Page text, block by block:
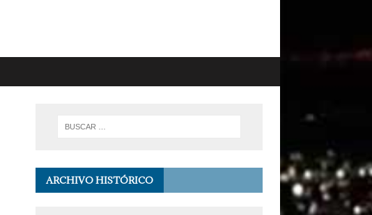
ARCHIVO HISTÓRICO